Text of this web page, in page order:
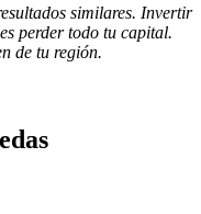
similares. Invertir
perder todo tu capital.
de tu región.